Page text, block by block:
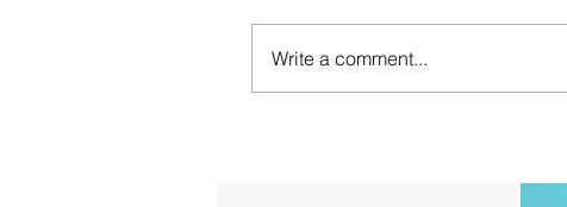
Write a comment...